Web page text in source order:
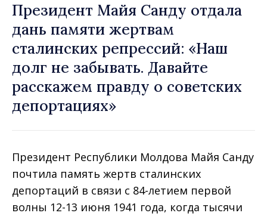
Президент Майя Санду отдала
дань памяти жертвам
сталинских репрессий: «Наш
долг не забывать. Давайте
расскажем правду о советских
депортациях»
Президент Республики Молдова Майя Санду
почтила память жертв сталинских
депортаций в связи с 84-летием первой
волны 12-13 июня 1941 года, когда тысячи